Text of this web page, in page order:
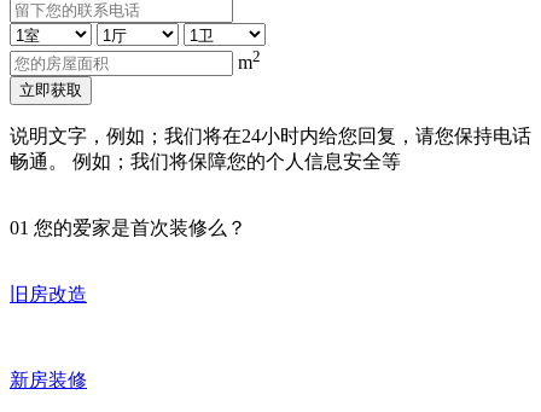
m2
立即获取
说明文字，例如；我们将在24小时内给您回复，请您保持电话
畅通。 例如；我们将保障您的个人信息安全等
01 您的爱家是首次装修么？
旧房改造
新房装修